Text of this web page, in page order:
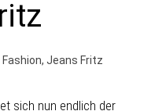
Fashion, Jeans Fritz
sich nun endlich der